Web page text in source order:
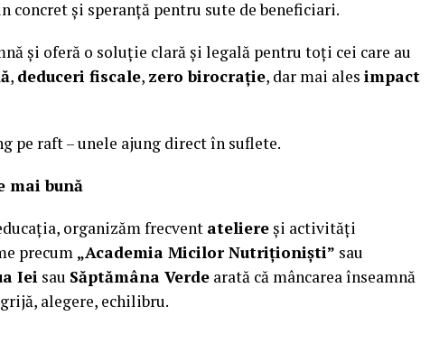
concret și speranță pentru sute de beneficiari.
și oferă o soluție clară și legală pentru toți cei care au
, deduceri fiscale, zero birocrație, dar mai ales impact
pe raft – unele ajung direct în suflete.
mai bună
organizăm frecvent ateliereși activități
precum „Academia Micilor Nutriționiști” sau
Iei sau Săptămâna Verde arată că mâncarea înseamnă
alegere, echilibru.